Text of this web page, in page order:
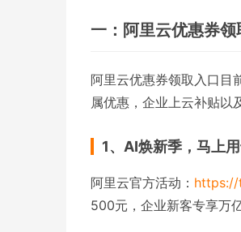
一：阿里云优惠券领
阿里云优惠券领取入口目
属优惠，企业上云补贴以
1、AI焕新季，马上
阿里云官方活动： https://
500元，企业新客专享万